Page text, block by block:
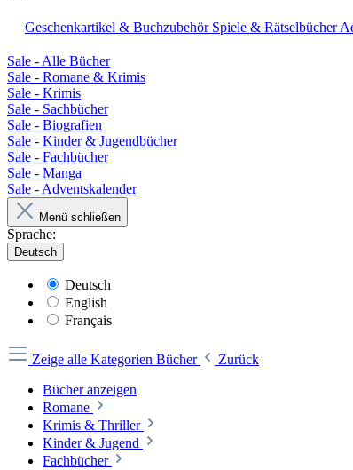
Geschenkartikel & Buchzubehör Spiele & Rätselbücher
Sale - Alle Bücher
Sale - Romane & Krimis
Sale - Krimis
Sale - Sachbücher
Sale - Biografien
Sale - Kinder & Jugendbücher
Sale - Fachbücher
Sale - Manga
Sale - Adventskalender
Menü schließen
Sprache:
Deutsch
Deutsch
English
Français
Zeige alle Kategorien Bücher
Zurück
Bücher anzeigen
Romane
Krimis & Thriller
Kinder & Jugend
Fachbücher